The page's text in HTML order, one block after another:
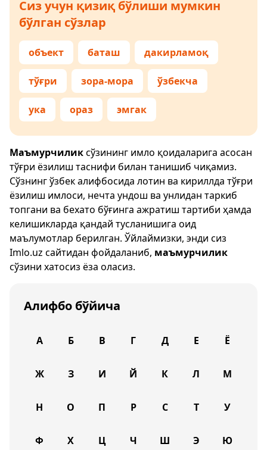
Сиз учун қизиқ бўлиши мумкин
бўлган сўзлар
объект баташ дакирламоқ
тўғри зора-мора ўзбекча
ука ораз эмгак
Маъмурчиликсўзининг имло қоидаларига асосан
тўғри ёзилиш таснифи билан танишиб чиқамиз.
Сўзнинг ўзбек алифбосида лотин ва кириллда тўғри
ёзилиш имлоси, нечта ундош ва унлидан таркиб
топгани ва бехато бўғинга ажратиш тартиби ҳамда
келишикларда қандай тусланишига оид
маълумотлар берилган. Ўйлаймизки, энди сиз
Imlo.uz сайтидан фойдаланиб, маъмурчилик
сўзини хатосиз ёза оласиз.
Алифбо бўйича
А Б В Г Д Е Ё
Ж З И Й К Л М
Н О П Р С Т У
Ф Х Ц Ч Ш Э Ю